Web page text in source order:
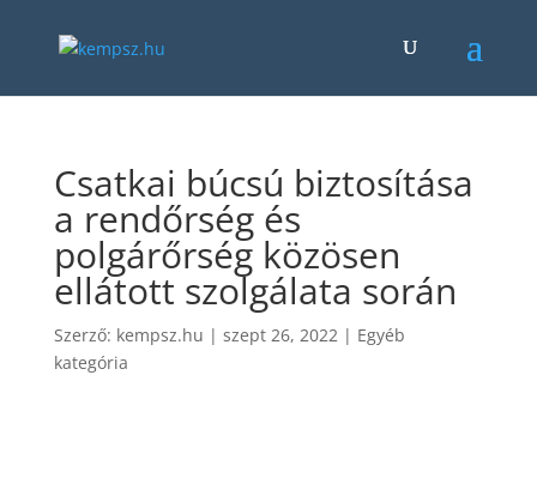
Csatkai búcsú biztosítása
a rendőrség és
polgárőrség közösen
ellátott szolgálata során
Szerző: kempsz.hu | szept 26, 2022| Egyéb
kategória